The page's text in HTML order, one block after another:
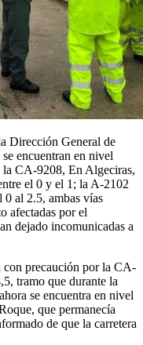
Dirección General de
encuentran en nivel
la CA-9208, En Algeciras,
el 0 y el 1; la A-2102
al 2.5, ambas vías
afectadas por el
dejado incomunicadas a
precaución por la CA-
tramo que durante la
se encuentra en nivel
que permanecía
de que la carretera